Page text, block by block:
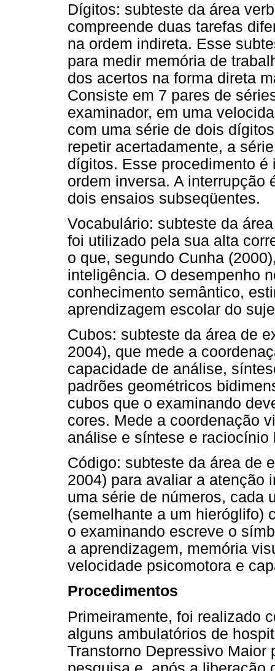
Dígitos: subteste da área
compreende duas tarefas
na ordem indireta. Esse
para medir memória de
dos acertos na forma direta
Consiste em 7 pares de
examinador, em uma
com uma série de dois
repetir acertadamente, a
dígitos. Esse procedimento
ordem inversa. A interrupção
dois ensaios subseqüentes.
Vocabulário: subteste da
foi utilizado pela sua alta
o que, segundo Cunha
inteligência. O desempenho
conhecimento semântico,
aprendizagem escolar do
Cubos: subteste da área de
2004), que mede a
capacidade de análise,
padrões geométricos
cubos que o examinando
cores. Mede a coordenação
análise e síntese e raciocínio
Código: subteste da área de
2004) para avaliar a atenção
uma série de números, cada
(semelhante a um hieróglifo)
o examinando escreve o
a aprendizagem, memória
velocidade psicomotora e
Procedimentos
Primeiramente, foi realizado
alguns ambulatórios de
Transtorno Depressivo